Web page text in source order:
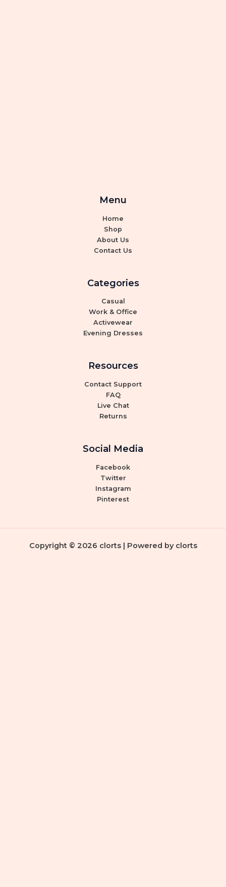
Menu
Home
Shop
About Us
Contact Us
Categories
Casual
Work & Office
Activewear
Evening Dresses
Resources
Contact Support
FAQ
Live Chat
Returns
Social Media
Facebook
Twitter
Instagram
Pinterest
Copyright © 2026 clorts | Powered by clorts